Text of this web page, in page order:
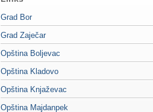
Grad Bor
Grad Zaječar
Opština Boljevac
Opština Kladovo
Opština Knjaževac
Opština Majdanpek